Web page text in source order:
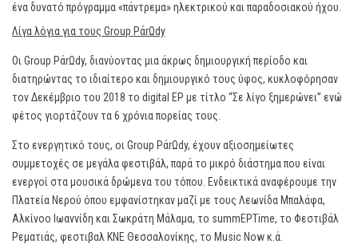
ένα δυνατό πρόγραμμα «πάντρεμα» ηλεκτρικού και παραδοσιακού ήχου.
Λίγα λόγια για τους Group PάrΩdy
Οι Group PάrΩdy, διανύοντας μια άκρως δημιουργική περίοδο και
διατηρώντας το ιδιαίτερο και δημιουργικό τους ύφος, κυκλοφόρησαν
τον Δεκέμβριο του 2018 το digital EP με τίτλο “Σε λίγο ξημερώνει” ενώ
φέτος γιορτάζουν τα 6 χρόνια πορείας τους.
Στο ενεργητικό τους, οι Group PάrΩdy, έχουν αξιοσημείωτες
συμμετοχές σε μεγάλα φεστιβάλ, παρά το μικρό διάστημα που είναι
ενεργοί στα μουσικά δρώμενα του τόπου. Ενδεικτικά αναφέρουμε την
Πλατεία Νερού όπου εμφανίστηκαν μαζί με τους Λεωνίδα Μπαλάφα,
Αλκίνοο Ιωαννίδη και Σωκράτη Μάλαμα, το summΕΡΤime, το Φεστιβάλ
Ρεματιάς, φεστιβαλ ΚΝΕ Θεσσαλονίκης, το Music Now κ.ά.